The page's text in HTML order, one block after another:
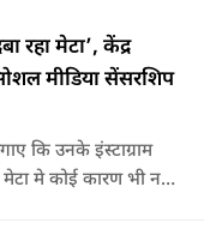
रहा मेटा’, केंद्र
मीडिया सेंसरशिप
कि उनके इंस्टाग्राम
मे कोई कारण भी नहीं